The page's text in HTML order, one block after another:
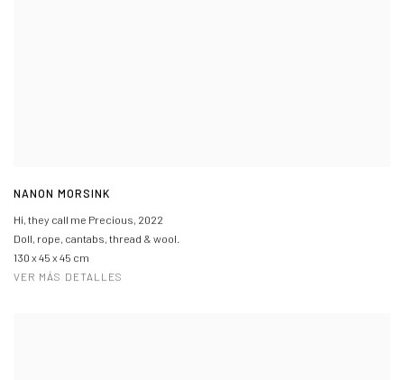
NANON MORSINK
Hi, they call me Precious, 2022
Doll, rope, cantabs, thread & wool.
130 x 45 x 45 cm
VER MÁS DETALLES